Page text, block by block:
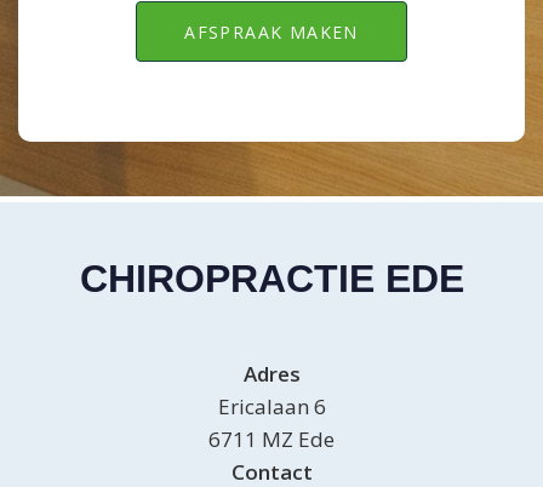
CHIROPRACTIE EDE
Adres
Ericalaan 6
6711 MZ Ede
Contact